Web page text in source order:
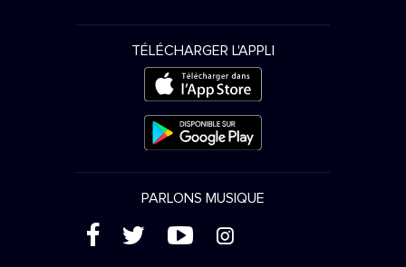
TÉLÉCHARGER L'APPLI
PARLONS MUSIQUE
( ' + &